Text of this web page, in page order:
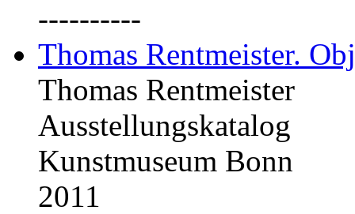
----------
Thomas Rentmeister.
Thomas Rentmeister
Ausstellungskatalog
Kunstmuseum Bonn
2011